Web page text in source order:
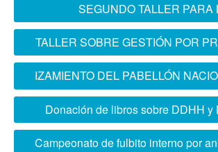
CONJUNTA 2025
SEGUNDO TALLER PARA
RECERTIFICACIÓN DE LA
TALLER SOBRE GESTIÓN POR
2025
IZAMIENTO DEL PABELLÓN
Donación de libros sobre DDHH y
uso de la fuerza
Campeonato de fulbito interno por